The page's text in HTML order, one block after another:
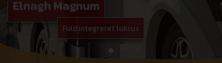
Elnagh Magnum
Fuldintegreret luksus